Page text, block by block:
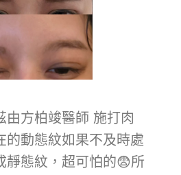
由方柏竣醫師 施打肉
的動態紋如果不及時處
靜態紋，超可怕的😨所